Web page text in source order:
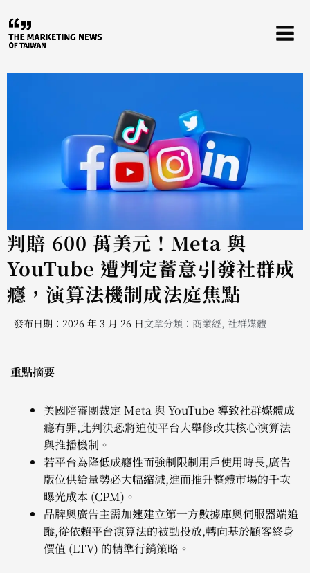
至
主
判賠 600 萬美元！Meta 與
YouTube 遭判定蓄意引發社群成
癮，演算法機制成法庭焦點
發布日期：2026 年 3 月 26 日文章分類： 商業經, 社群媒體
重點摘要
美國陪審團裁定 Meta 與 YouTube 導致社群媒體成
癮有罪,此判決恐將迫使平台大舉修改其核心演算法
與推播機制。
若平台為降低成癮性而強制限制用戶使用時長,廣告
版位供給量勢必大幅縮減,進而推升整體市場的千次
曝光成本 (CPM)。
品牌與廣告主需加速建立第一方數據庫與伺服器端追
蹤,從依賴平台演算法的被動投放,轉向基於顧客終身
價值 (LTV) 的精準行銷策略。